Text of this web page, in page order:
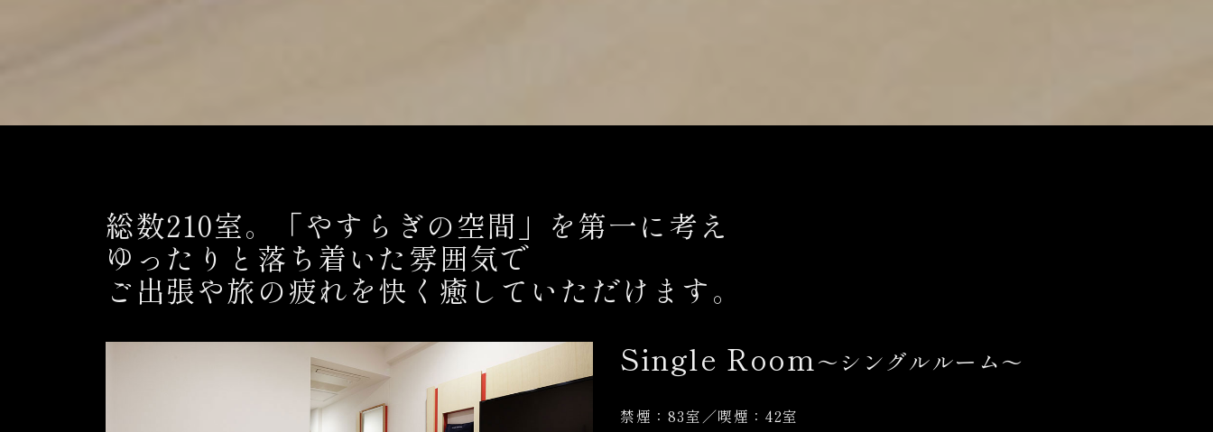
総数210室。「やすらぎの空間」を第一に考え
ゆったりと落ち着いた雰囲気で
ご出張や旅の疲れを快く癒していただけます。
Single Room～シングルルーム～
禁煙：83室／喫煙：42室